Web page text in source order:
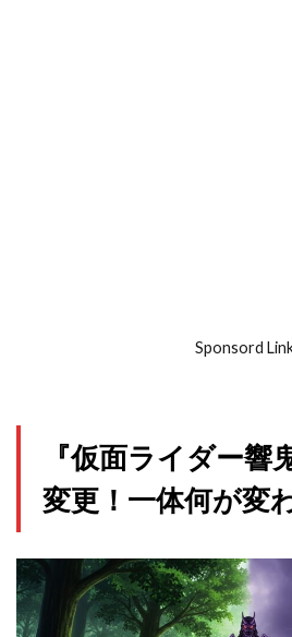
Sponsord
『仮面ライダー響
変更！一体何が変